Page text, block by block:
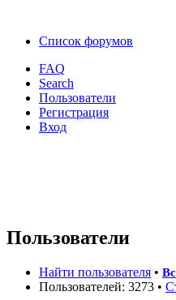
Список форумов
FAQ
Search
Пользователи
Регистрация
Вход
Пользователи
Найти пользователя •
Пользователей: 3273 •